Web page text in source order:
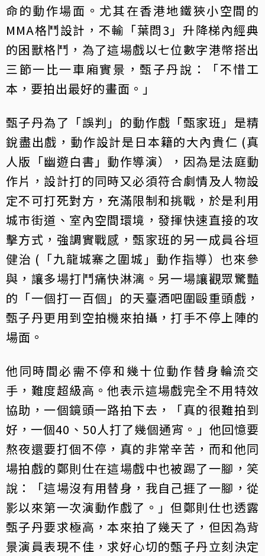
命的動作場面。尤其在香港地鐵狹小空間的
MMA格鬥設計，不輸「葉問3」升降梯內經典
的困獸格鬥，為了這場戲以七位數字港幣搭出
三節一比一車廂實景，甄子丹說：「不惜工
本，要拍出最好的畫面。」
甄子丹為了「誤判」的動作戲「甄家班」是精
銳盡出戲，動作設計是日本籍的大內貴仁 (真
人版「幽遊白書」動作導演），因為是法庭動
作片，設計打的同時又必須符合劇情及人物設
定不可打死對方，充滿限制和挑戰，於是利用
城市街道、室內空間環境，發揮快速直接的攻
擊方式，強調實戰感，甄家班的另一成員谷垣
健治 (「九龍城寨之圍城」動作指導）也來參
與，讓多場打鬥痛快淋漓。另一場讓觀眾驚豔
的「一個打一百個」的天臺酒吧圍毆重頭戲，
甄子丹更用到空拍機來拍攝，打手不停上陣的
場面。
他同時間必需不停和幾十位動作替身輪流交
手，難度超級高。他表示這場戲完全不用特效
協助，一個鏡頭一路拍下去，「真的很難拍到
好，一個40、50人打了幾個通宵。」他回憶要
熬夜還要打個不停，真的非常辛苦，而和他同
場拍戲的鄭則仕在這場戲中也被踢了一腳，笑
說：「這場沒有用替身，我自己捱了一腳，從
影以來第一次演動作戲了。」但鄭則仕也透露
甄子丹要求極高，本來拍了幾天了，但因為背
景演員表現不佳，求好心切的甄子丹立刻決定